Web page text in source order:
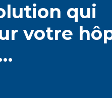
qui
votre